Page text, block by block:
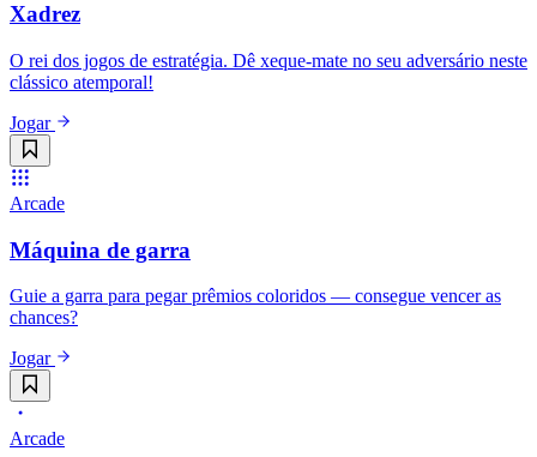
Xadrez
O rei dos jogos de estratégia. Dê xeque-mate no seu adversário neste
clássico atemporal!
Jogar
Arcade
Máquina de garra
Guie a garra para pegar prêmios coloridos — consegue vencer as
chances?
Jogar
Arcade